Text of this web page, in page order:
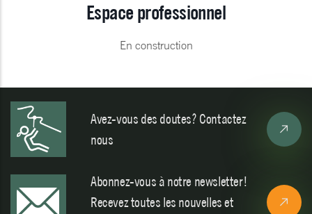
Espace professionnel
En construction
Avez-vous des doutes? Contactez
nous
Abonnez-vous à notre newsletter!
Recevez toutes les nouvelles et